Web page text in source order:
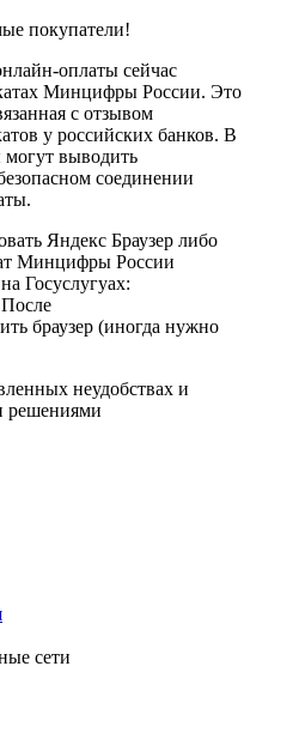
покупатели!
оплаты сейчас
Минцифры России. Это
с отзывом
у российских банков. В
могут выводить
соединении
Яндекс Браузер либо
Минцифры России
Госуслугуах:
браузер (иногда нужно
неудобствах и
решениями
сети